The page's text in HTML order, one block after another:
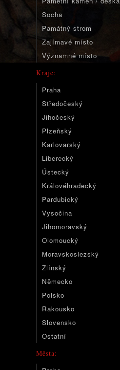
Socha
Památný strom
Zajímavé místo
Významné místo
Kraje:
Praha
Středočeský
Jihočeský
Plzeňský
Karlovarský
Liberecký
Ústecký
Královéhradecký
Pardubický
Vysočina
Jihomoravský
Olomoucký
Moravskoslezský
Zlínský
Německo
Polsko
Rakousko
Slovensko
Ostatní
Města: